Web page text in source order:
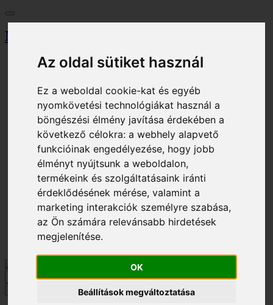
Az oldal sütiket használ
Ez a weboldal cookie-kat és egyéb
nyomkövetési technológiákat használ a
böngészési élmény javítása érdekében a
következő célokra:a webhely alapvető
funkcióinak engedélyezése, hogy jobb
élményt nyújtsunk a weboldalon,
termékeink és szolgáltatásaink iránti
érdeklődésének mérése, valamint a
marketing interakciók személyre szabása,
az Ön számára relevánsabb hirdetések
megjelenítése.
OK
Beállítások megváltoztatása
Miskolci Egyetem
Vezérlőpult
Tallózó
Eseménynaptár
Jegyiroda
Parkolási engedély
Eljárási díj
Kosár
Bejelentkezés
Regisztráció
HU - Magyar
EN - English
Bejelentkezés
Kosár